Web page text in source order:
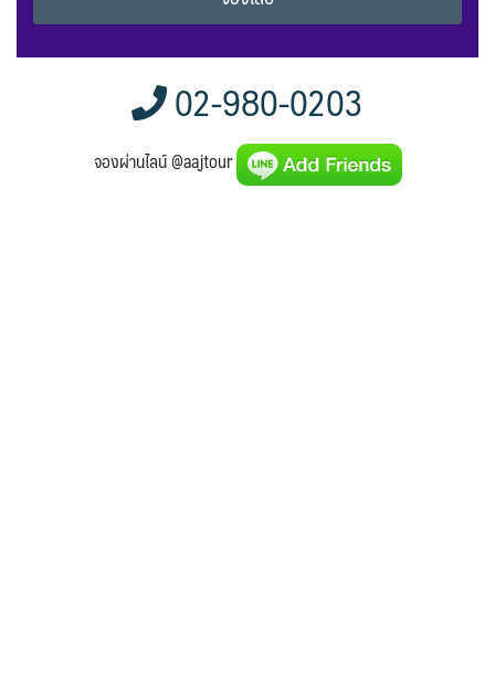
Alternative:
02-980-0203
จองผ่านไลน์ @aajtour